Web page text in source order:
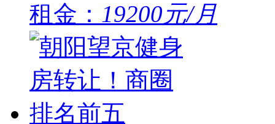
租金： 19200元/月